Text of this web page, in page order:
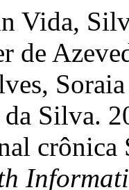
Vida,
de
Silva.